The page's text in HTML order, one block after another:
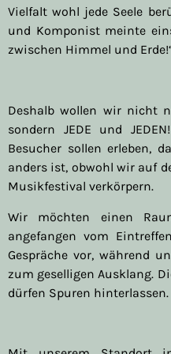
Vielfalt wohl jede Seele
und Komponist meinte
zwischen Himmel und
Deshalb wollen wir nicht
sondern JEDE und
Besucher sollen erleben,
anders ist, obwohl wir auf
Musikfestival verkörpern.
Wir möchten einen
angefangen vom
Gespräche vor, während
zum geselligen Ausklang.
dürfen Spuren hinterlassen.